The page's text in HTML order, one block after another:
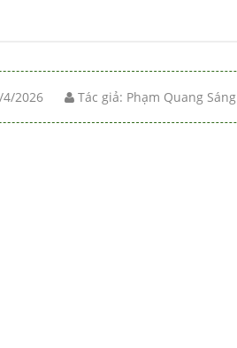
2026 Tác giả: Phạm Quang Sáng